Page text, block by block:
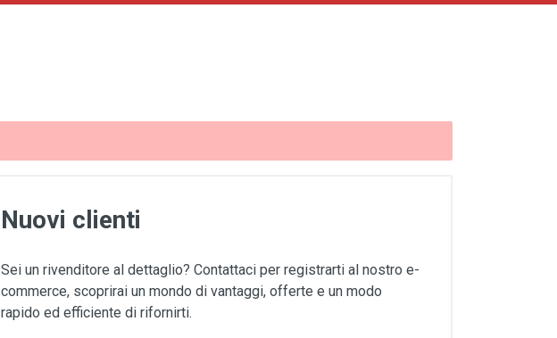
Nuovi clienti
Sei un rivenditore al dettaglio? Contattaci per registrarti al nostro e-
commerce, scoprirai un mondo di vantaggi, offerte e un modo
rapido ed efficiente di rifornirti.